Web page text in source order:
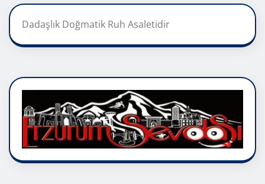
Dadaşlık Doğmatik Ruh Asaletidir